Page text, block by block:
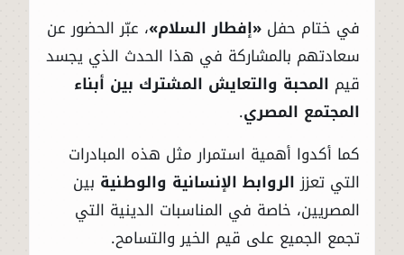
في ختام حفل «إفطار السلام»، عبّر الحضور عن
سعادتهم بالمشاركة في هذا الحدث الذي يجسد
قيم المحبة والتعايش المشترك بين أبناء
المجتمع المصري.
كما أكدوا أهمية استمرار مثل هذه المبادرات
التي تعززالروابط الإنسانية والوطنية بين
المصريين، خاصة في المناسبات الدينية التي
تجمع الجميع على قيم الخير والتسامح.